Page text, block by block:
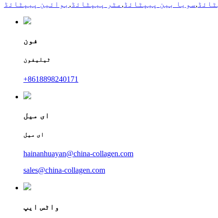
,سویا بین پیپٹائڈ , مٹر پیپٹائڈ , بوائین پیپٹائڈ
فون
ٹیلیفون
+8618898240171
ای میل
ای میل
hainanhuayan@china-collagen.com
sales@china-collagen.com
واٹس ایپ